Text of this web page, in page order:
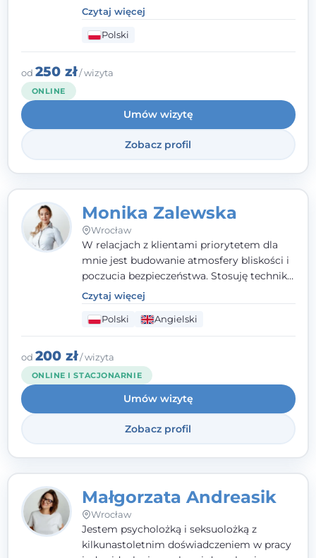
szkolenia na psychoterapeutę
systemowego. Posiadam status członka
nadzwyczajnego Wielkopolskiego
TowarzystwaTerapii Systemowejoraz
należę do Polskiego Towarzystwa
pierwszym miejscu stawiam budowanie
atmosfery bezpieczeństwa i zrozumienia w
relacjach z Klientami. Istotna dla nie jest
również koncentracja na dostępnych
zasobach.
Czytaj więcej
Polski
od 250 zł/ wizyta
ONLINE
Umów wizytę
Zobacz profil
Monika Zalewska
Wrocław
W relacjach z klientami priorytetem dla
mnie jest budowanie atmosfery bliskości i
poczucia bezpieczeństwa. Stosuję techniki
poznawczo-behawioralne oraz metody,
które koncentrują się na rozwiązaniach
(TSR). Te polegają na osiąganiu
zamierzonych celów (doprowadzeniu do
rozwiązania trudnych sytuacji) poprzez
identyfikowanie i wzmacnianie zasobów
oraz mocnych stron klienta. W swojej
pracy korzystam także z metod dialogu
motywacyjnego itreningu uważności.
Czytaj więcej
Polski Angielski
od 200 zł/ wizyta
ONLINE I STACJONARNIE
Umów wizytę
Zobacz profil
Małgorzata Andreasik
Wrocław
Jestem psycholożką i seksuolożką z
kilkunastoletnim doświadczeniem w pracy